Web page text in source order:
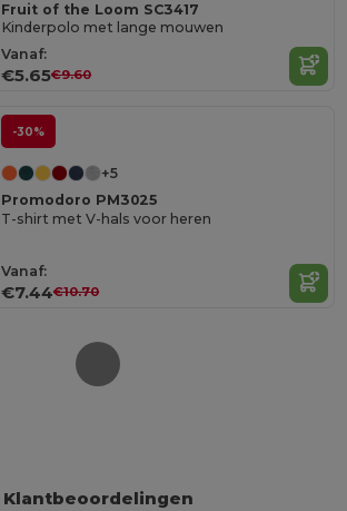
Fruit of the Loom SC3417
Kinderpolo met lange mouwen
Vanaf:
€5.65€9.60
-30%
+5
Promodoro PM3025
T-shirt met V-hals voor heren
Vanaf:
€7.44€10.70
Klantbeoordelingen